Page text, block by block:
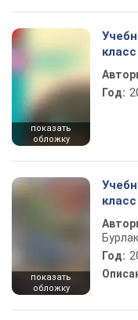
показать
обложку
класс
Год:
показать
обложку
класс
Год: